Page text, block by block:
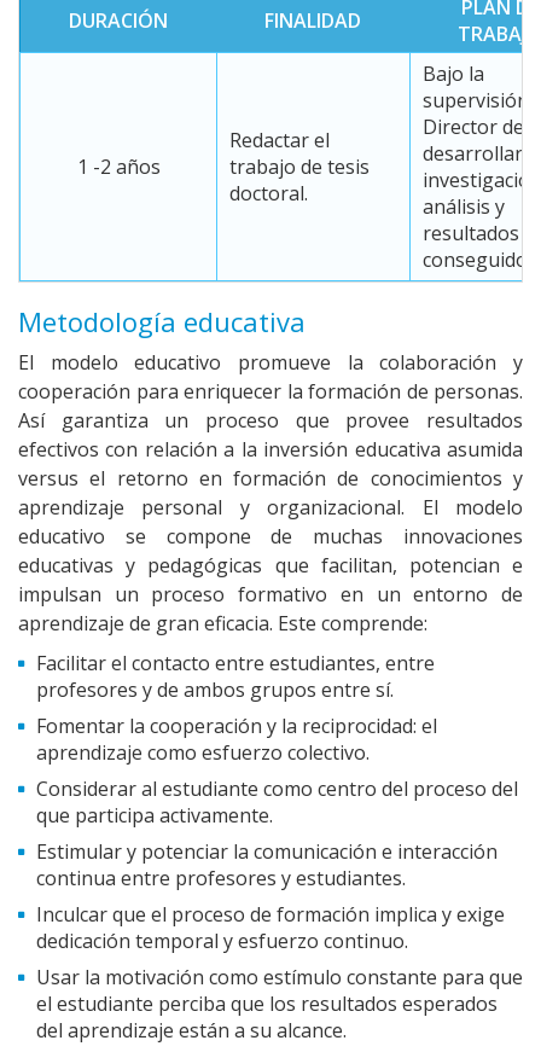
DURACIÓN FINALIDAD
PLAN DE
TRABAJO
1 -2 años
Redactar el
trabajo de tesis
doctoral.
Bajo la
supervisión
Director de
desarrollará
análisis y
resultados
conseguidos.
Metodología educativa
El modelo educativo promueve la colaboración y
cooperación para enriquecer la formación de personas.
Así garantiza un proceso que provee resultados
efectivos con relación a la inversión educativa asumida
versus el retorno en formación de conocimientos y
aprendizaje personal y organizacional. El modelo
educativo se compone de muchas innovaciones
educativas y pedagógicas que facilitan, potencian e
impulsan un proceso formativo en un entorno de
aprendizaje de gran eficacia. Este comprende:
Facilitar el contacto entre estudiantes, entre
profesores y de ambos grupos entre sí.
Fomentar la cooperación y la reciprocidad: el
aprendizaje como esfuerzo colectivo.
Considerar al estudiante como centro del proceso del
que participa activamente.
Estimular y potenciar la comunicación e interacción
continua entre profesores y estudiantes.
Inculcar que el proceso de formación implica y exige
dedicación temporal y esfuerzo continuo.
Usar la motivación como estímulo constante para que
el estudiante perciba que los resultados esperados
del aprendizaje están a su alcance.